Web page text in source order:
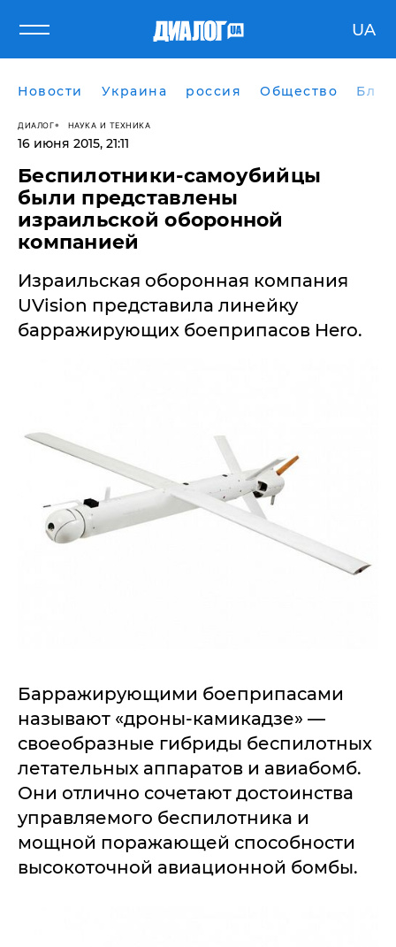
UA
Новости Украина россия Общество
ДИАЛОГ НАУКА И ТЕХНИКА
16 июня 2015, 21:11
Беспилотники-самоубийцы
были представлены
израильской оборонной
компанией
Израильская оборонная компания
UVision представила линейку
барражирующих боеприпасов Hero.
Барражирующими боеприпасами
называют «дроны-камикадзе» —
своеобразные гибриды беспилотных
летательных аппаратов и авиабомб.
Они отлично сочетают достоинства
управляемого беспилотника и
мощной поражающей способности
высокоточной авиационной бомбы.